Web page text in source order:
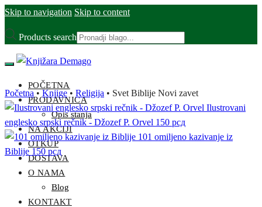
Skip to navigation Skip to content
Products search
POČETNA
PRODAVNICA
Opis stanja
NA AKCIJI
OTKUP
DOSTAVA
O NAMA
Blog
KONTAKT
Početna • Knjige • Religija • Svet Biblije Novi zavet
Ilustrovani
englesko srpski rečnik - Džozef P. Orvel 150 рсд
101 omiljeno kazivanje iz
Biblije 150 рсд